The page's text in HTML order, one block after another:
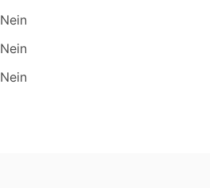
Nein
Nein
Nein